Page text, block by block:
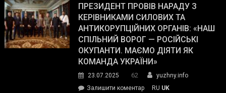
Street
Journal.
Південному
працівникам
ОПЗ
з
матеріального
резерву
гуманітарну
допомогу
ПРЕЗИДЕНТ ПРОВІВ НАРАДУ З
КЕРІВНИКАМИ СИЛОВИХ ТА
АНТИКОРУПЦІЙНИХ ОРГАНІВ: «НАШ
СПІЛЬНИЙ ВОРОГ — РОСІЙСЬКІ
ОКУПАНТИ. МАЄМО ДІЯТИ ЯК
КОМАНДА УКРАЇНИ»
23.07.2025 62
yuzhny.info
Залишити коментарon
RU UK